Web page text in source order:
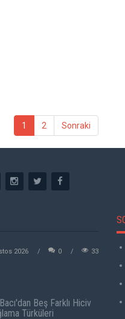
1 2 Sonraki
2026 0 33
Beş Farklı Hiciv
Türküleri